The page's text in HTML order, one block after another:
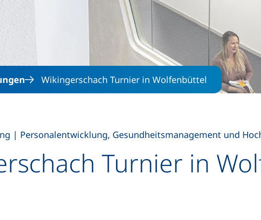
Direkt zum Inhalt
Wikingerschach Turnier in Wolfenbüttel
Turnier in
| Personalentwicklung, Gesundheitsmanagement und